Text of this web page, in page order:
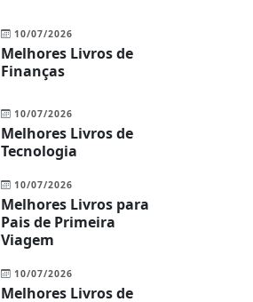
10/07/2026
Melhores Livros de
Finanças
10/07/2026
Melhores Livros de
Tecnologia
10/07/2026
Melhores Livros para
Pais de Primeira
Viagem
10/07/2026
Melhores Livros de